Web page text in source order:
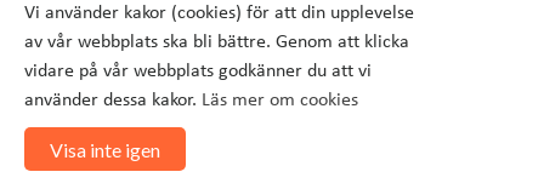
Vi använder kakor (cookies) för att din upplevelse
av vår webbplats ska bli bättre. Genom att klicka
vidare på vår webbplats godkänner du att vi
använder dessa kakor. Läs mer om cookies
Visa inte igen
Kompetensutv
eckling kring
hållbara
Läs mer
plattform med tio
utbildningsmoduler
kring hållbara